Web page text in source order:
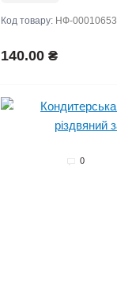
Код товару: НФ-00010653
140.00 ₴
Мало
0